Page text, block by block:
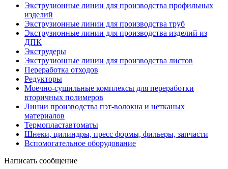
Экструзионные линии для производства профильных
изделий
Экструзионные линии для производства труб
Экструзионные линии для производства изделий из
ДПК
Экструдеры
Экструзионные линии для производства листов
Переработка отходов
Редукторы
Моечно-сушильные комплексы для переработки
вторичных полимеров
Линии производства пэт-волокна и нетканых
материалов
Термопластавтоматы
Шнеки, цилиндры, пресс формы, фильеры, запчасти
Вспомогательное оборудование
Написать сообщение